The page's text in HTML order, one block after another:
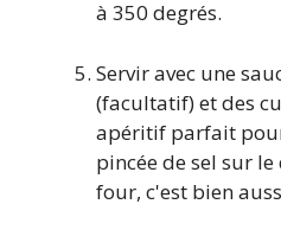
à 350 degrés.
Servir avec une
(facultatif) et des
apéritif parfait
pincée de sel sur
four, c'est bien